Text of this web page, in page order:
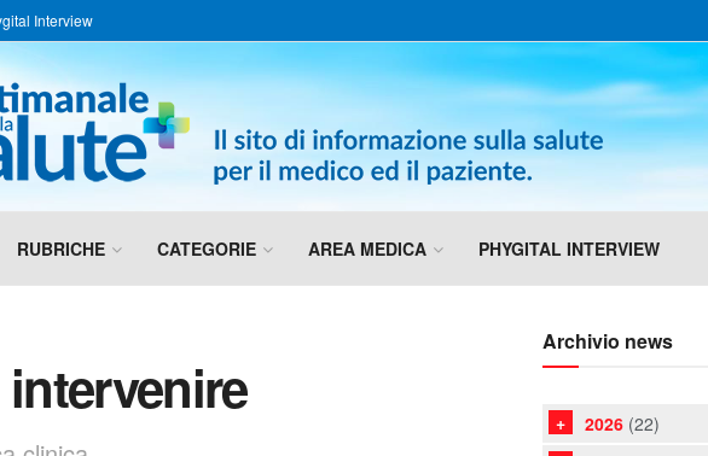
Interview
RUBRICHE CATEGORIE AREA MEDICA PHYGITAL INTERVIEW
Archivio news
2026 (22)